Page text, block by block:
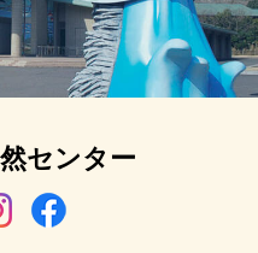
センター